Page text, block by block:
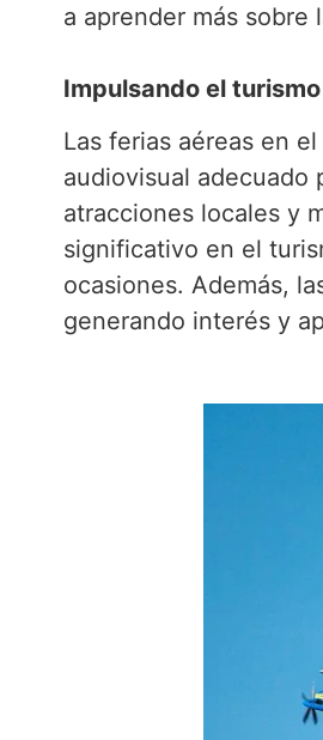
a aprender más sobre
Impulsando el
Las ferias aéreas en
audiovisual adecuado
atracciones locales y
significativo en el
ocasiones. Además,
generando interés y